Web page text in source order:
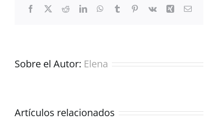
Facebook
X RedditLinkedInWhatsApp
TumblrPinterest
Vk Xing Correo
Sobre el Autor: Elena
Artículos relacionados